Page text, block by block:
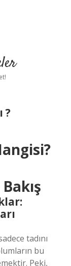
?
tadını
bu
Peki,